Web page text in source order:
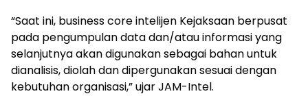
“Saat ini, business core intelijen Kejaksaan berpusat
pada pengumpulan data dan/atau informasi yang
selanjutnya akan digunakan sebagai bahan untuk
dianalisis, diolah dan dipergunakan sesuai dengan
kebutuhan organisasi,” ujar JAM-Intel.